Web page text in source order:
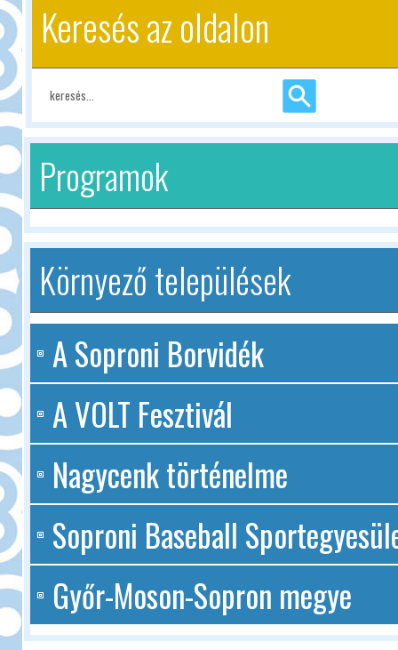
Keresés az oldalon
Programok
Környező települések
A Soproni Borvidék
A VOLT Fesztivál
Nagycenk történelme
Soproni Baseball
Győr-Moson-Sopron megye